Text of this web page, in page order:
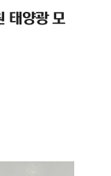
태양광 모